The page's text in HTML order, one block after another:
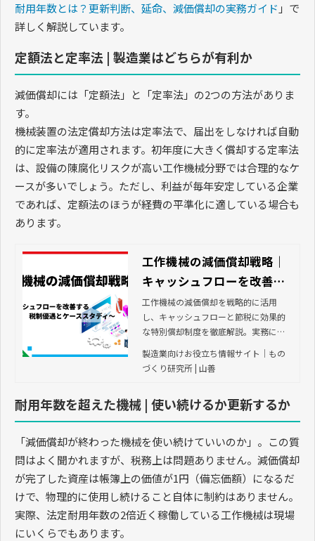
耐用年数とは？更新判断、延命、減価償却の実務ガイド 」で
詳しく解説しています。
定額法と定率法 | 製造業はどちらが有利か
減価償却には「定額法」と「定率法」の2つの方法がありま
す。
機械装置の法定償却方法は定率法で、届出をしなければ自動
的に定率法が適用されます。初年度に大きく償却する定率法
は、設備の陳腐化リスクが高い工作機械分野では合理的なケ
ースが多いでしょう。ただし、利益が毎年安定している企業
であれば、定額法のほうが経費の平準化に適している場合も
あります。
工作機械の減価償却戦略｜
キャッシュフローを改善す
る税制優遇とケーススタデ
ィ
工作機械の減価償却を戦略的に活用
し、キャッシュフローと節税に効果的
な特別償却制度を徹底解説。実務に役
の成果を最大化するヒントをお届けし
ます。
製造業向けお役立ち情報サイト｜もの
づくり研究所 | 山善
耐用年数を超えた機械 | 使い続けるか更新するか
「減価償却が終わった機械を使い続けていいのか」。この質
問はよく聞かれますが、税務上は問題ありません。減価償却
が完了した資産は帳簿上の価値が1円（備忘価額）になるだ
けで、物理的に使用し続けること自体に制約はありません。
実際、法定耐用年数の2倍近く稼働している工作機械は現場
にいくらでもあります。